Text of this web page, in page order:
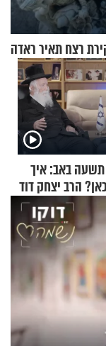
רצח תאיר ראדה
תשעה באב: איך
הרב יצחק דוד
מיוחדת